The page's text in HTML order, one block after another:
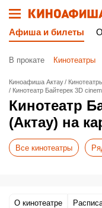
Афиша и билеты
В прокате Кинотеатры
Киноафиша Актау
Кинотеатр Байтерек 3D
Кинотеатр
(Актау) на
Все кинотеатры
О кинотеатре